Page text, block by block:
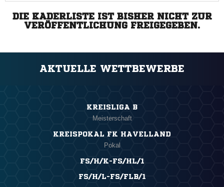
DIE KADERLISTE IST BISHER NICHT ZUR
VERÖFFENTLICHUNG FREIGEGEBEN.
AKTUELLE WETTBEWERBE
KREISLIGA B
Meisterschaft
KREISPOKAL FK HAVELLAND
Pokal
FS/H/K-FS/HL/1
FS/H/L-FS/FLB/1